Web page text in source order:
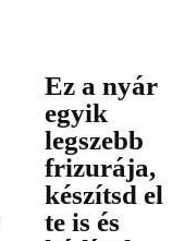
Ez a nyár
egyik
legszebb
frizurája,
készítsd el
te is és